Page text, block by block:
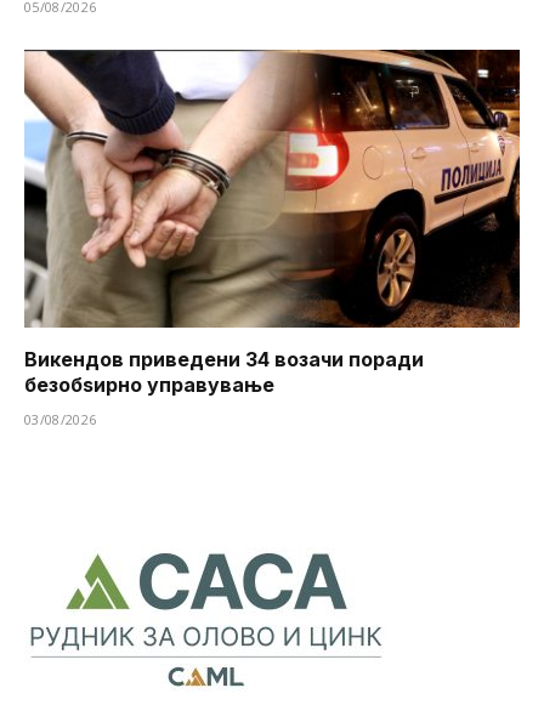
05/08/2026
Викендов приведени 34 возачи поради
безобѕирно управување
03/08/2026